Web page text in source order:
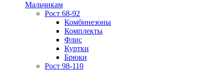
Мальчикам
Рост 68-92
Комбинезоны
Комплекты
Флис
Куртки
Брюки
Рост 98-110